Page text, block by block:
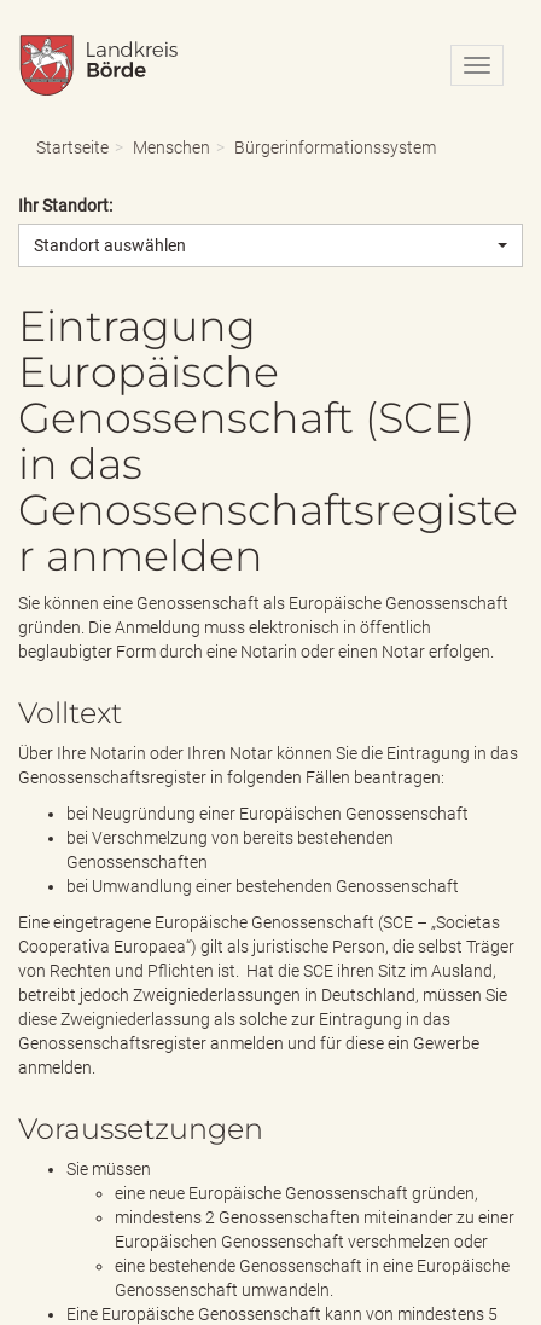
N
a
o
b
d
n
Startseite Menschen Bürgerinformationssystem
Ihr Standort:
Standort auswählen
Eintragung
Europäische
Genossenschaft (SCE)
in das
Genossenschaftsregiste
r anmelden
Sie können eine Genossenschaft als Europäische Genossenschaft
gründen. Die Anmeldung muss elektronisch in öffentlich
beglaubigter Form durch eine Notarin oder einen Notar erfolgen.
Volltext
Über Ihre Notarin oder Ihren Notar können Sie die Eintragung in das
Genossenschaftsregister in folgenden Fällen beantragen:
bei Neugründung einer Europäischen Genossenschaft
bei Verschmelzung von bereits bestehenden
Genossenschaften
bei Umwandlung einer bestehenden Genossenschaft
Eine eingetragene Europäische Genossenschaft (SCE – „Societas
Cooperativa Europaea“) gilt als juristische Person, die selbst Träger
von Rechten und Pflichten ist. Hat die SCE ihren Sitz im Ausland,
betreibt jedoch Zweigniederlassungen in Deutschland, müssen Sie
diese Zweigniederlassung als solche zur Eintragung in das
Genossenschaftsregister anmelden und für diese ein Gewerbe
anmelden.
Voraussetzungen
Sie müssen
eine neue Europäische Genossenschaft gründen,
mindestens 2 Genossenschaften miteinander zu einer
Europäischen Genossenschaft verschmelzen oder
eine bestehende Genossenschaft in eine Europäische
Genossenschaft umwandeln.
Eine Europäische Genossenschaft kann von mindestens 5